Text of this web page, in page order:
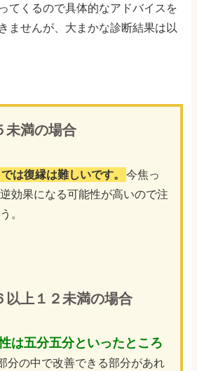
てくるので具体的なアドバイスを
ませんが、大まかな診断結果は以
未満の場合
は復縁は難しいです。
今焦っ
効果になる可能性が高いので注
。
以上１２未満の場合
は五分五分といったところ
分の中で改善できる部分があれ